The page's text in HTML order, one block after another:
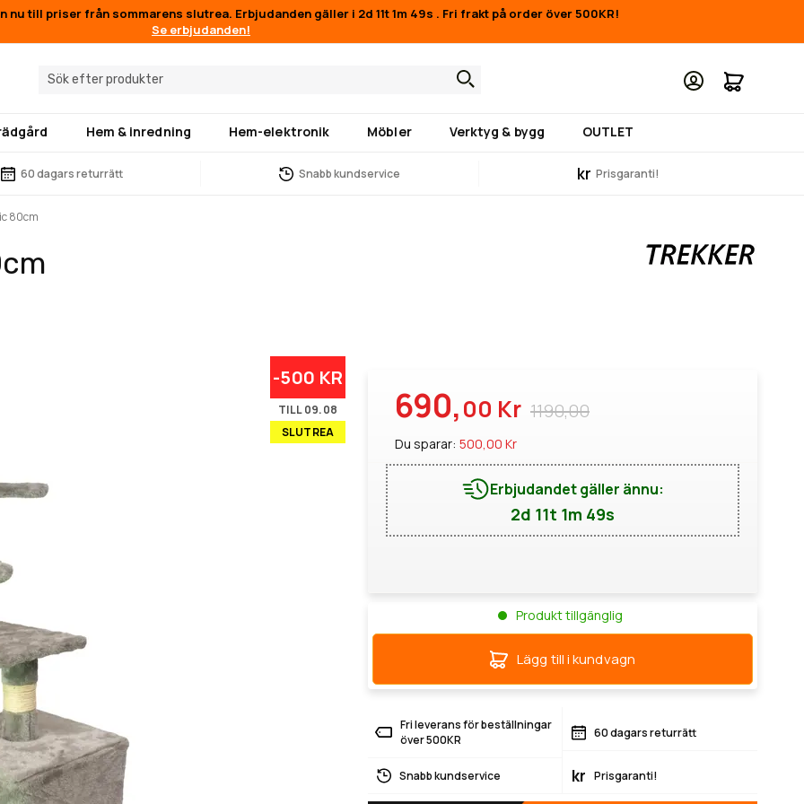
nu till priser från sommarens slutrea. Erbjudanden gäller i 2d 11t 1m 48s . Fri frakt på order över 500KR!
Se erbjudanden!
Min
Hem & inredning Hem-elektronik Möbler Verktyg & bygg OUTLET
60 dagars returrätt Snabb kundservice kr Prisgaranti!
80cm
-500 KR
TILL 09.08
SLUTREA
1190,00
690,00 Kr
Du sparar: 500,00 Kr
Erbjudandet gäller ännu:
2d 11t 1m 48s
Produkt tillgänglig
Lägg till i kundvagn
Fri leverans för beställningar
över 500KR
60 dagars returrätt
Snabb kundservice kr Prisgaranti!